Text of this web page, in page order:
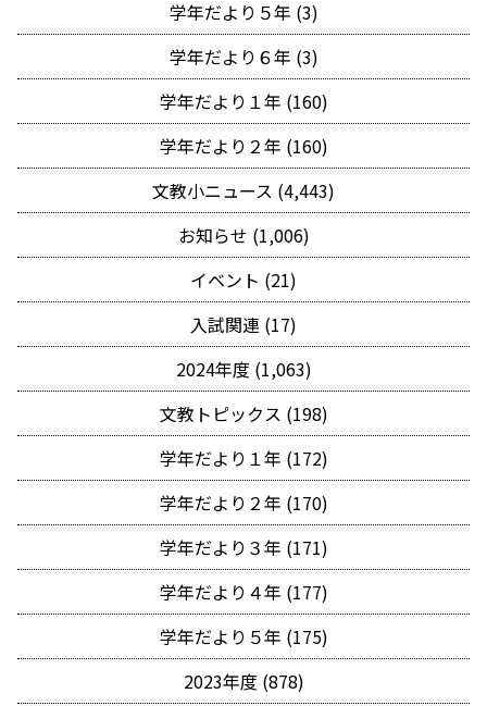
学年だより５年 (3)
学年だより６年 (3)
学年だより１年 (160)
学年だより２年 (160)
文教小ニュース (4,443)
お知らせ (1,006)
イベント (21)
入試関連 (17)
2024年度 (1,063)
文教トピックス (198)
学年だより１年 (172)
学年だより２年 (170)
学年だより３年 (171)
学年だより４年 (177)
学年だより５年 (175)
2023年度 (878)